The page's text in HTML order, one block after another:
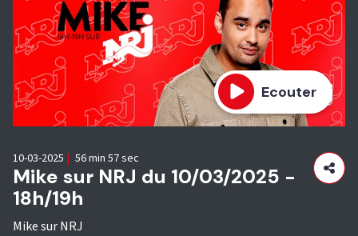
Ecouter
Mike sur NRJ du 10/03/2025 -
18h/19h
Mike sur NRJ
10-03-2025 | 56 min 57 sec